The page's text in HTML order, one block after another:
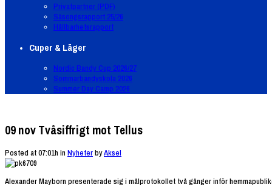
Privatpartner (PDF)
Säsongsrapport 25/26
Hållbarhetsrapport
Cuper & Läger
Nordic Bandy Cup 2026/27
Sommarbandyskola 2026
Summer Day Camp 2026
09 novTvåsiffrigt mot Tellus
Posted at 07:01h in NyheterbyAksel
Alexander Mayborn presenterade sig i målprotokollet två gånger inför